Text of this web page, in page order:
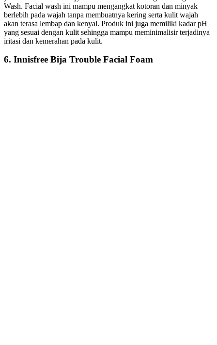
Wash. Facial wash ini mampu mengangkat kotoran dan minyak
berlebih pada wajah tanpa membuatnya kering serta kulit wajah
akan terasa lembap dan kenyal. Produk ini juga memiliki kadar pH
yang sesuai dengan kulit sehingga mampu meminimalisir terjadinya
iritasi dan kemerahan pada kulit.
6. Innisfree Bija Trouble Facial Foam